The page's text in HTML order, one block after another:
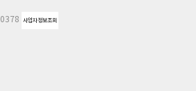
사업자정보조회